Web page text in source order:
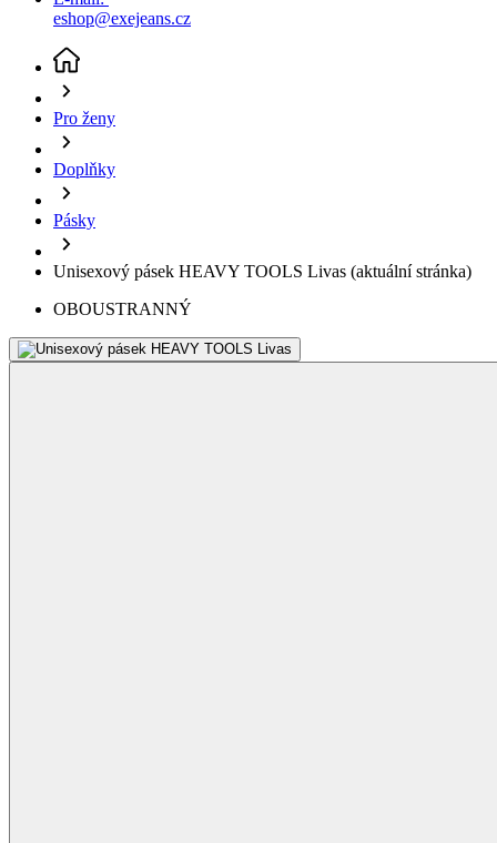
eshop@exejeans.cz
Pro ženy
Doplňky
Pásky
Unisexový pásek HEAVY TOOLS Livas (aktuální stránka)
OBOUSTRANNÝ